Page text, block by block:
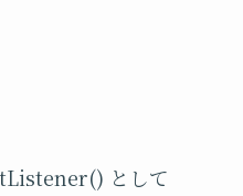
として